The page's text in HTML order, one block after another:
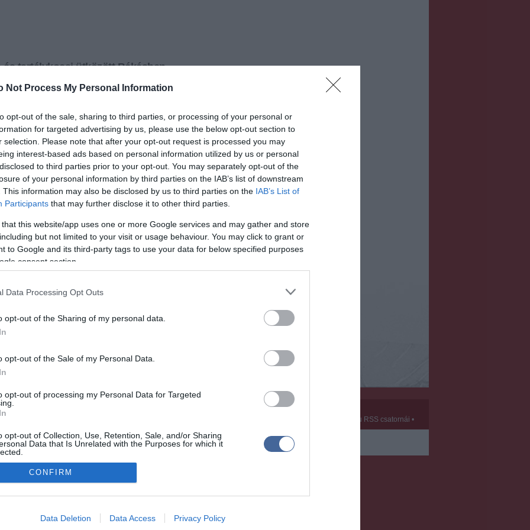
Not Process My Personal Information
opt-out of the sale, sharing to third parties, or processing of your personal or
for targeted advertising by us, please use the below opt-out section to
selection. Please note that after your opt-out request is processed you may
interest-based ads based on personal information utilized by us or personal
to third parties prior to your opt-out. You may separately opt-out of the
of your personal information by third parties on the IAB’s list of downstream
This information may also be disclosed by us to third parties on the IAB’s List of
Participants that may further disclose it to other third parties.
that this website/app uses one or more Google services and may gather and store
but not limited to your visit or usage behaviour. You may click to grant or
to Google and its third-party tags to use your data for below specified purposes
consent section.
Data Processing Opt Outs
opt-out of the Sharing of my personal data.
opt-out of the Sale of my Personal Data.
opt-out of processing my Personal Data for Targeted
opt-out of Collection, Use, Retention, Sale, and/or Sharing
Data that Is Unrelated with the Purposes for which it
allow Google to enable storage related to advertising like cookies on
CONFIRM
Data Deletion Data Access Privacy Policy
és tartálykocsi ütközött Békésben
tartálykocsi és egy személyautó szombaton késő
megyei Csorvás és Telekgerendás között, a 47-es út
+
főkapitányság sajtószóvivője, Vargáné Szombati
az első információik szerint az autó sofőrje
sósavat szállított, de nem rongálódott meg.
írások:
a 6-os főúton Kulcsnál
szoftver és szerkesztőségi CMS, DMS rendszer:© PortalWare, 2017 Magnum IT Kft.
ma.hu RSS csatornái •